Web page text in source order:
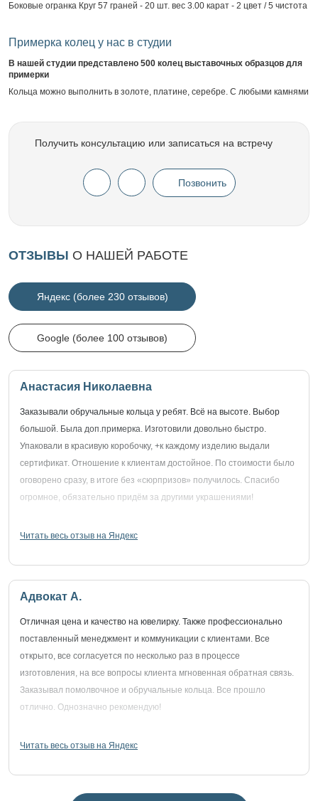
Боковые огранка Круг 57 граней - 20 шт. вес 3.00 карат - 2 цвет / 5 чистота
Примерка колец у нас в студии
В нашей студии представлено 500 колец выставочных образцов для
примерки
Кольца можно выполнить в золоте, платине, серебре. С любыми камнями
Получить консультацию или записаться на встречу
Позвонить
ОТЗЫВЫ О НАШЕЙ РАБОТЕ
Яндекс (более 230 отзывов)
Google (более 100 отзывов)
Анастасия Николаевна
Заказывали обручальные кольца у ребят. Всё на высоте. Выбор
большой. Была доп.примерка. Изготовили довольно быстро.
Упаковали в красивую коробочку, +к каждому изделию выдали
сертификат. Отношение к клиентам достойное. По стоимости было
оговорено сразу, в итоге без «сюрпризов» получилось. Спасибо
огромное, обязательно придём за другими украшениями!
Читать весь отзыв на Яндекс
Адвокат А.
Отличная цена и качество на ювелирку. Также профессионально
поставленный менеджмент и коммуникации с клиентами. Все
открыто, все согласуется по несколько раз в процессе
изготовления, на все вопросы клиента мгновенная обратная связь.
Заказывал помолвочное и обручальные кольца. Все прошло
отлично. Однозначно рекомендую!
Читать весь отзыв на Яндекс